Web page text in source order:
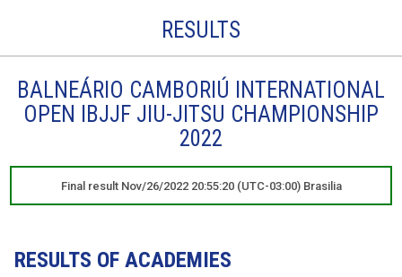
RESULTS
BALNEÁRIO CAMBORIÚ INTERNATIONAL
OPEN IBJJF JIU-JITSU CHAMPIONSHIP
2022
Final result Nov/26/2022 20:55:20 (UTC-03:00) Brasilia
RESULTS OF ACADEMIES